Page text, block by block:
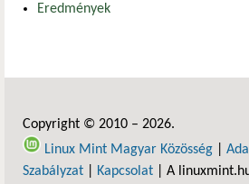
Eredmények
Copyright © 2010 – 2026.
Linux Mint Magyar Közösség
Szabályzat
Kapcsolat | A